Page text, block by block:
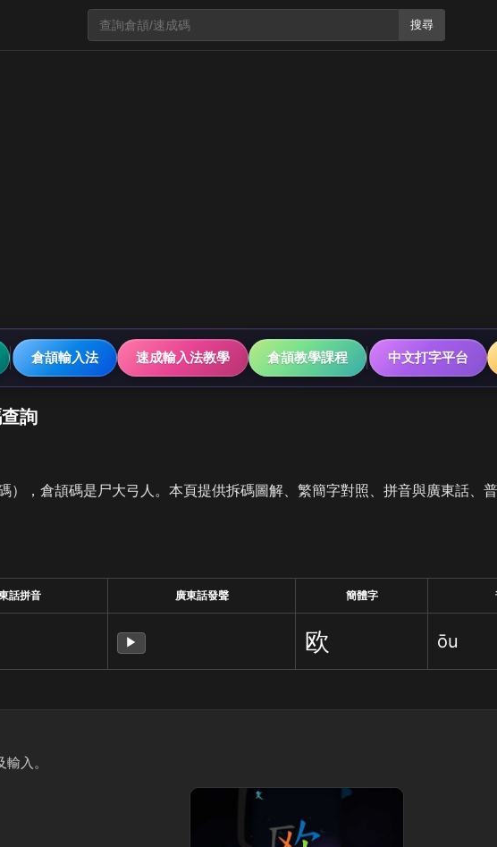
搜尋
倉頡輸入法 速成輸入法教學 倉頡教學課程 中文打字平台
詢
），倉頡碼是尸大弓人。本頁提供拆碼圖解、繁簡字對照、拼音與廣東話、
話拼音 廣東話發聲 簡體字
▶ 欧 ōu
入。